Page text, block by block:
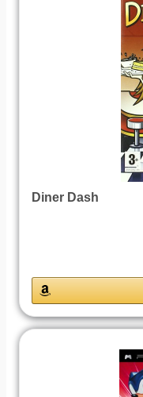
Diner Dash